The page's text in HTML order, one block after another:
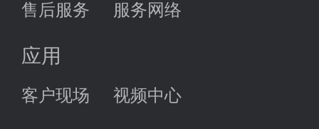
售后服务 服务网络
应用
客户现场 视频中心